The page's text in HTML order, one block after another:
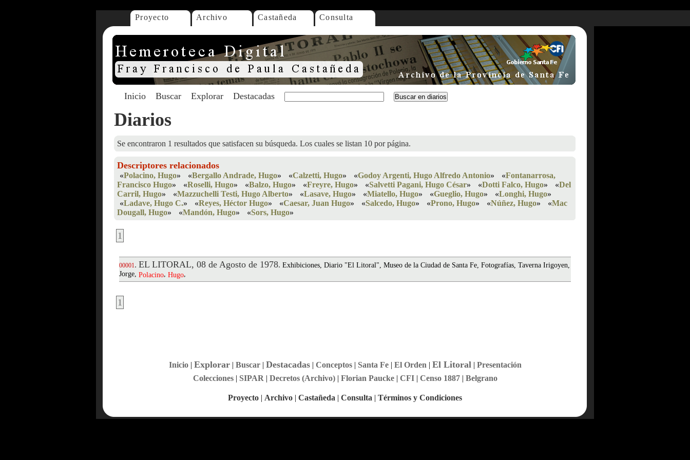
Proyecto Archivo Castañeda Consulta
Inicio Buscar Explorar Destacadas
Diarios
Se encontraron 1 resultados que satisfacen su búsqueda. Los cuales se listan 10 por página.
Descriptores relacionados
«Polacino, Hugo» «Bergallo Andrade, Hugo» «Calzetti, Hugo» «Godoy Argenti, Hugo Alfredo Antonio» «Fontanarrosa,
Francisco Hugo» «Roselli, Hugo» «Balzo, Hugo» «Freyre, Hugo» «Salvetti Pagani, Hugo César» «Dotti Falco, Hugo» «Del
Carril, Hugo» «Mazzuchelli Testi, Hugo Alberto» «Lasave, Hugo» «Miatello, Hugo» «Gueglio, Hugo» «Longhi, Hugo»
«Ladave, Hugo C.» «Reyes, Héctor Hugo» «Caesar, Juan Hugo» «Salcedo, Hugo» «Prono, Hugo» «Núñez, Hugo» «Mac
Dougall, Hugo» «Mandón, Hugo» «Sors, Hugo»
1
00001. EL LITORAL, 08 de Agosto de 1978. Exhibiciones, Diario "El Litoral", Museo de la Ciudad de Santa Fe, Fotografías, Taverna Irigoyen,
Jorge, Polacino, Hugo,
1
Inicio| Explorar| Buscar| Destacadas| Conceptos| Santa Fe| El Orden | El Litoral | Presentación
Colecciones| SIPAR | Decretos (Archivo)| Florian Paucke| CFI| Censo 1887| Belgrano
Proyecto | Archivo | Castañeda | Consulta | Términos y Condiciones